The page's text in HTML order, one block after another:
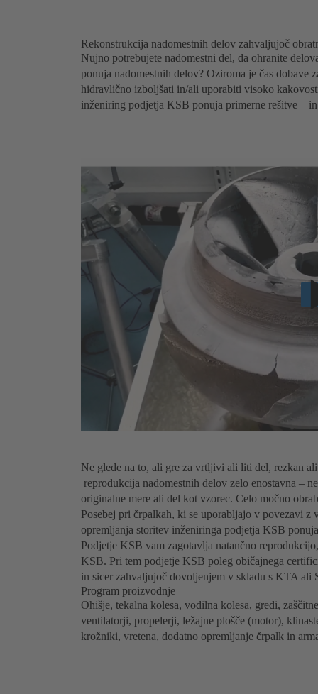
Rekonstrukcija nadomestnih delov zahvaljujoč
Nujno potrebujete nadomestni del, da ohranite
ponuja nadomestnih delov? Oziroma je čas dobave
hidravlično izboljšati in/ali uporabiti visoko
inženiring podjetja KSB ponuja primerne rešitve –
Ne glede na to, ali gre za vrtljivi ali liti del, rezkan
reprodukcija nadomestnih delov zelo enostavna –
originalne mere ali del kot vzorec. Celo močno
Posebej pri črpalkah, ki se uporabljajo v povezavi z
opremljanja storitev inženiringa podjetja KSB
Podjetje KSB vam zagotavlja natančno
KSB. Pri tem podjetje KSB poleg običajnega
in sicer zahvaljujoč dovoljenjem v skladu s KTA ali
Program proizvodnje
Ohišje, tekalna kolesa, vodilna kolesa, gredi,
ventilatorji, propelerji, ležajne plošče (motor),
krožniki, vretena, dodatno opremljanje črpalk in